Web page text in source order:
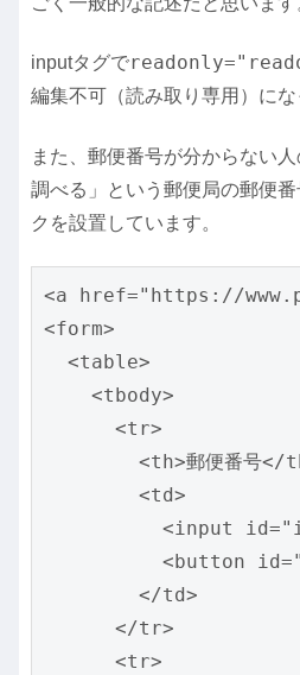
inputタグで
編集不可（読み取り専用）にな
また、郵便番号が分からない
調べる」という郵便局の郵便
クを設置しています。
<a href="https://
<form>
  <table>
    <tbody>
      <tr>
<th>郵便番号</
        <td>
<input
<button
        </td>
      </tr>
      <tr>